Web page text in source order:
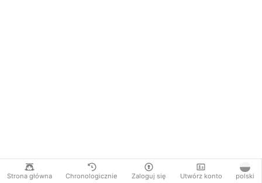
Strona główna Chronologicznie Zaloguj się Utwórz konto polski